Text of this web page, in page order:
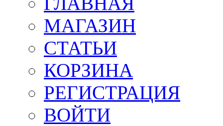
МАГАЗИН
СТАТЬИ
КОРЗИНА
РЕГИСТРАЦИЯ
ВОЙТИ